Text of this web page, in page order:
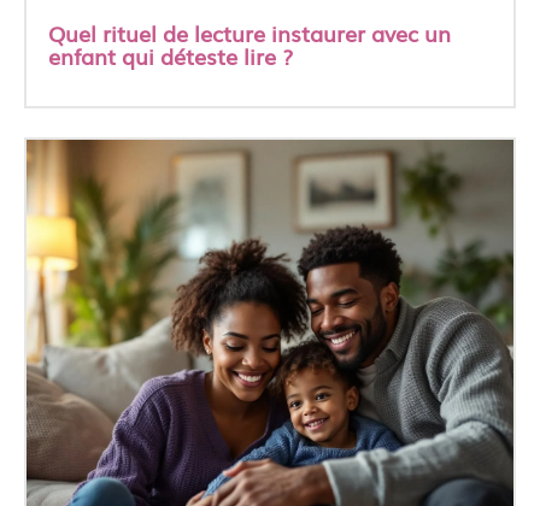
Quel rituel de lecture instaurer avec un
enfant qui déteste lire ?